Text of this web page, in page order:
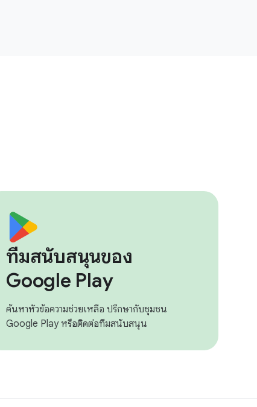
ทีมสนับสนุนของ
Google Play
ค้นหาหัวข้อความช่วยเหลือ ปรึกษากับชุมชน
Google Play หรือติดต่อทีมสนับสนุน